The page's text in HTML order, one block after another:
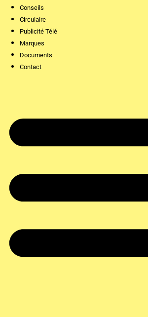
Conseils
Circulaire
Publicité Télé
Marques
Documents
Contact